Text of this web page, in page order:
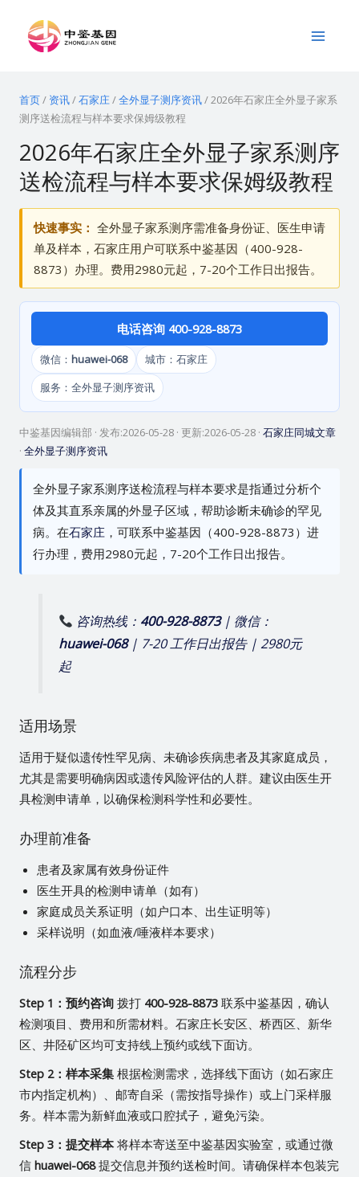
Menu
首页/ 资讯/石家庄/全外显子测序资讯/2026年石家庄全外显子家系
测序送检流程与样本要求保姆级教程
2026年石家庄全外显子家系测序
送检流程与样本要求保姆级教程
快速事实： 全外显子家系测序需准备身份证、医生申请
单及样本，石家庄用户可联系中鉴基因（400-928-
8873）办理。费用2980元起，7-20个工作日出报告。
电话咨询 400-928-8873
微信： huawei-068
城市：石家庄
服务：全外显子测序资讯
中鉴基因编辑部 · 发布:2026-05-28· 更新:2026-05-28· 石家庄同城文章
· 全外显子测序资讯
全外显子家系测序送检流程与样本要求是指通过分析个
体及其直系亲属的外显子区域，帮助诊断未确诊的罕见
病。在石家庄，可联系中鉴基因（400-928-8873）进
行办理，费用2980元起，7-20个工作日出报告。
咨询热线： 400-928-8873| 微信：
huawei-068| 7-20 工作日出报告 | 2980元
起
适用场景
适用于疑似遗传性罕见病、未确诊疾病患者及其家庭成员，
尤其是需要明确病因或遗传风险评估的人群。建议由医生开
具检测申请单，以确保检测科学性和必要性。
办理前准备
患者及家属有效身份证件
医生开具的检测申请单（如有）
家庭成员关系证明（如户口本、出生证明等）
采样说明（如血液/唾液样本要求）
流程分步
Step 1：预约咨询拨打 400-928-8873联系中鉴基因，确认
检测项目、费用和所需材料。石家庄长安区、桥西区、新华
区、井陉矿区均可支持线上预约或线下面访。
Step 2：样本采集根据检测需求，选择线下面访（如石家庄
市内指定机构）、邮寄自采（需按指导操作）或上门采样服
务。样本需为新鲜血液或口腔拭子，避免污染。
Step 3：提交样本将样本寄送至中鉴基因实验室，或通过微
信 huawei-068提交信息并预约送检时间。请确保样本包装完